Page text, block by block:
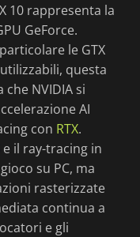
10 rappresenta la
GeForce.
le GTX
questa
NVIDIA si
AI
con RTX.
e il ray-tracing in
su PC, ma
rasterizzate
continua a
e gli